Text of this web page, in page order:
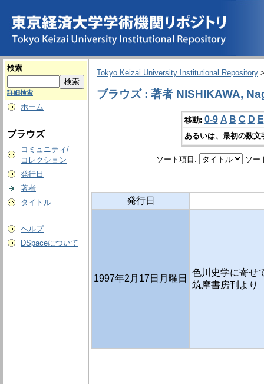
検索
詳細検索
ホーム
ブラウズ
コミュニティ/
コレクション
発行日
著者
タイトル
ヘルプ
DSpaceについて
Tokyo Keizai University Institutional Repository
ブラウズ : 著者 NISHIKAWA,
移動: 0-9 A B C D E
あるいは、最初の数
ソート項目: ソー
発行日
1997年2月17日月曜日
色川史学に寄せ
筑摩書房刊より